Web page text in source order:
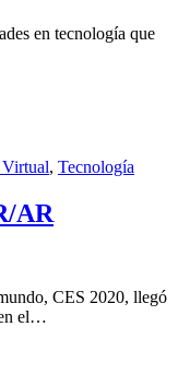
en tecnología que
, Tecnología
AR
CES 2020, llegó
en el…